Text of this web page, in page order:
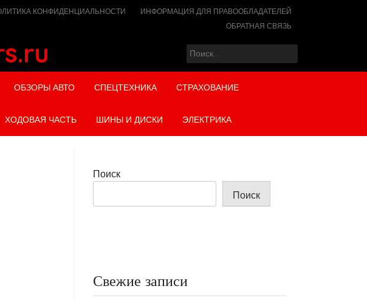
КОНФИДЕНЦИАЛЬНОСТИ
ИНФОРМАЦИЯ ДЛЯ ПРАВООБЛАДАТЕЛЕЙ
ОБРАТНАЯ СВЯЗЬ
Найти:
ОБЗОРЫ АВТО СПЕЦТЕХНИКА СТРАХОВАНИЕ
ХОДОВАЯ ЧАСТЬ ШИНЫ И ДИСКИ ЭЛЕКТРИКА
Поиск
Поиск
Свежие записи